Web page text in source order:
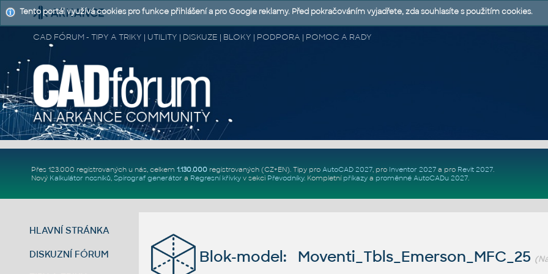
CAD FÓRUM - TIPY A TRIKY | UTILITY | DISKUZE | BLOKY | PODPORA | POMOC A RADY
Přes 123.000 registrovaných u nás, celkem 1.130.000registrovaných (CZ+EN). Tipy pro AutoCAD 2027, pro Inventor 2027a pro Revit 2027.
Nový Kalkulátor nosníků, Spirograf generátor a Regresní křivkyv sekci Převodníky. Kompletní příkazya proměnné AutoCADu 2027.
HLAVNÍ STRÁNKA
DISKUZNÍ FÓRUM Blok-model: Moventi_Tbls_Emerson_MFC_25
Tento portál využívá cookies pro funkce přihlášení a pro Google reklamy. Před pokračováním vyjadřete, zda souhlasíte s použitím cookies.